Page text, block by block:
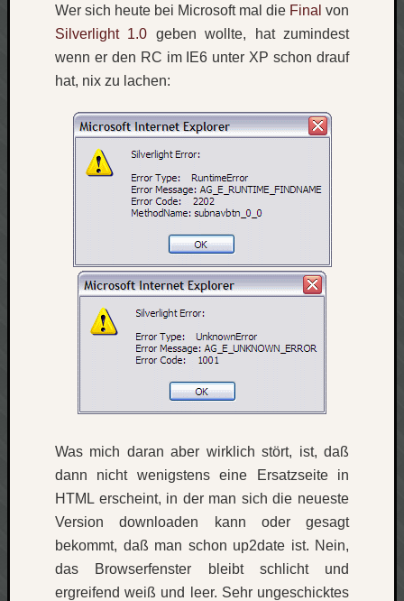
Wer sich heute bei Microsoft mal die Final von
Silverlight 1.0 geben wollte, hat zumindest
wenn er den RC im IE6 unter XP schon drauf
hat, nix zu lachen:
Was mich daran aber wirklich stört, ist, daß
dann nicht wenigstens eine Ersatzseite in
HTML erscheint, in der man sich die neueste
Version downloaden kann oder gesagt
bekommt, daß man schon up2date ist. Nein,
das Browserfenster bleibt schlicht und
ergreifend weiß und leer. Sehr ungeschicktes